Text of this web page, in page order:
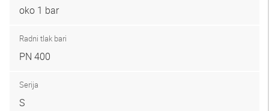
oko 1 bar
Radni tlak bari
PN 400
Serija
S